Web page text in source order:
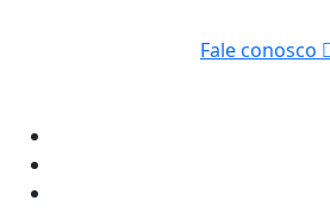
Fale conosco